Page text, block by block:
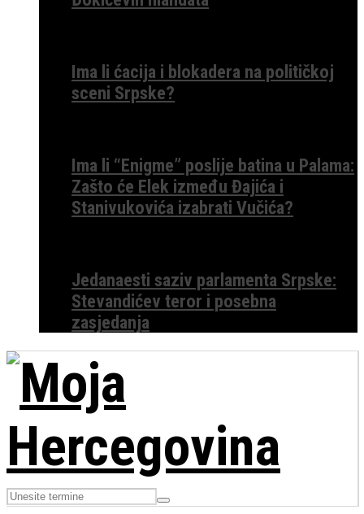
Ima li ćacija i blokadera na političkoj
sceni Srpske?
Ima li “Enigme” poslije batina u Palama:
Zašto će Elek između Đajića i
Stanivukovića izabrati Vučića?
Jedanaesti saziv parlamenta Srpske:
Stevandićev teror i posebna
zasjedanja